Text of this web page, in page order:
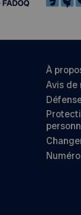
À
Avis